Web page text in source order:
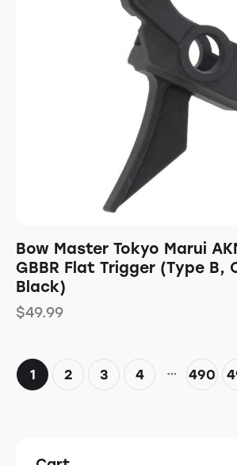
Bow Master Tokyo Marui
GBBR Flat Trigger (Type B,
Black)
$49.99
1 2 3 4 … 490 →